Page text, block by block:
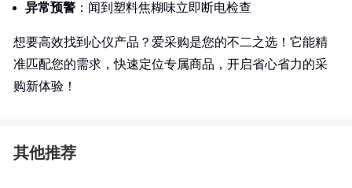
异常预警 ：闻到塑料焦糊味立即断电检查
想要高效找到心仪产品？爱采购是您的不二之选！它能精
准匹配您的需求，快速定位专属商品，开启省心省力的采
购新体验！
其他推荐